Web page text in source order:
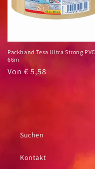
Packband Tesa Ultra Strong PVC
66m
Normaler
Von € 5,58
Suchen
Kontakt